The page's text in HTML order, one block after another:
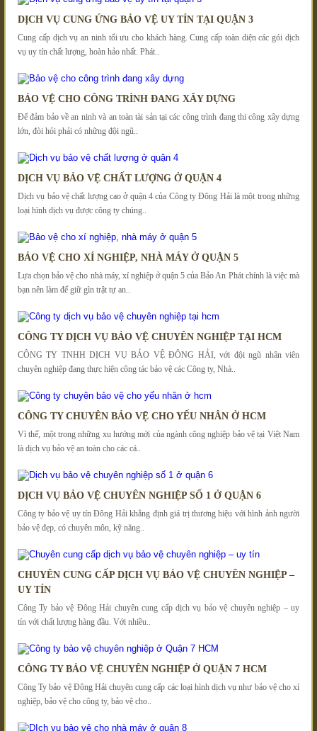
DỊCH VỤ CUNG ỨNG BẢO VỆ UY TÍN TẠI QUẬN 3
Cung cấp dịch vụ an ninh tối ưu cho khách hàng. Cung cấp toàn diện các gói dịch
vụ uy tín chất lượng, hoàn hảo nhất. Phát..
BẢO VỆ CHO CÔNG TRÌNH ĐANG XÂY DỰNG
Để đảm bảo về an ninh và an toàn tài sản tại các công trình đang thi công xây dựng
lớn, đòi hỏi phải có những đội ngũ..
DỊCH VỤ BẢO VỆ CHẤT LƯỢNG Ở QUẬN 4
Dịch vụ bảo vệ chất lượng cao ở quận 4 của Công ty Đông Hải là một trong những
loại hình dịch vụ được công ty chúng..
BẢO VỆ CHO XÍ NGHIỆP, NHÀ MÁY Ở QUẬN 5
Lựa chọn bảo vệ cho nhà máy, xí nghiệp ở quận 5 của Bảo An Phát chính là việc mà
bạn nên làm để giữ gìn trật tự an..
CÔNG TY DỊCH VỤ BẢO VỆ CHUYÊN NGHIỆP TẠI HCM
CÔNG TY TNHH DỊCH VỤ BẢO VỆ ĐÔNG HẢI, với đội ngũ nhân viên
chuyên nghiệp đang thực hiện công tác bảo vệ các Công ty, Nhà..
CÔNG TY CHUYÊN BẢO VỆ CHO YẾU NHÂN Ở HCM
Vì thế, một trong những xu hướng mới của ngành công nghiệp bảo vệ tại Việt Nam
là dịch vụ bảo vệ an toàn cho các cá..
DỊCH VỤ BẢO VỆ CHUYÊN NGHIỆP SỐ 1 Ở QUẬN 6
Công ty bảo vệ uy tín Đông Hải khẳng định giá trị thương hiệu với hình ảnh người
bảo vệ đẹp, có chuyên môn, kỹ năng..
CHUYÊN CUNG CẤP DỊCH VỤ BẢO VỆ CHUYÊN NGHIỆP –
UY TÍN
Công Ty bảo vệ Đông Hải chuyên cung cấp dịch vụ bảo vệ chuyên nghiệp – uy
tín với chất lượng hàng đầu. Với nhiều..
CÔNG TY BẢO VỆ CHUYÊN NGHIỆP Ở QUẬN 7 HCM
Công Ty bảo vệ Đông Hải chuyên cung cấp các loại hình dịch vụ như bảo vệ cho xí
nghiệp, bảo vệ cho công ty, bảo vệ cho..